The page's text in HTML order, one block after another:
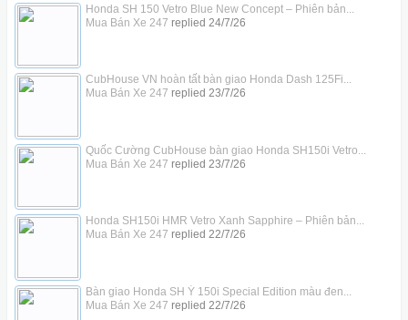
Honda SH 150 Vetro Blue New Concept – Phiên bản...
Mua Bán Xe 247 replied 24/7/26
CubHouse VN hoàn tất bàn giao Honda Dash 125Fi...
Mua Bán Xe 247 replied 23/7/26
Quốc Cường CubHouse bàn giao Honda SH150i Vetro...
Mua Bán Xe 247 replied 23/7/26
Honda SH150i HMR Vetro Xanh Sapphire – Phiên bản...
Mua Bán Xe 247 replied 22/7/26
Bàn giao Honda SH Ý 150i Special Edition màu đen...
Mua Bán Xe 247 replied 22/7/26